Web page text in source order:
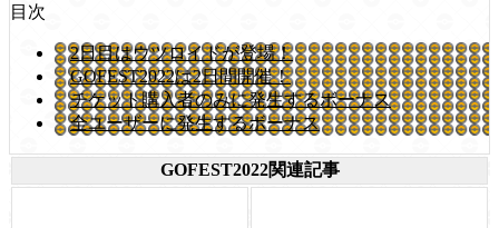
目次
2日目はウツロイドが登場！
GOFEST2022は2日間開催！
チケット購入者のみに発生するボーナス
全ユーザーに発生するボーナス
GOFEST2022関連記事